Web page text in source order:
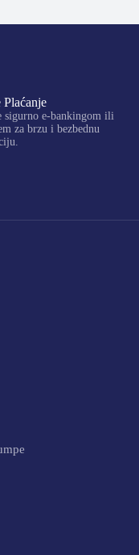
sigurno e-bankingom ili
za brzu i bezbednu